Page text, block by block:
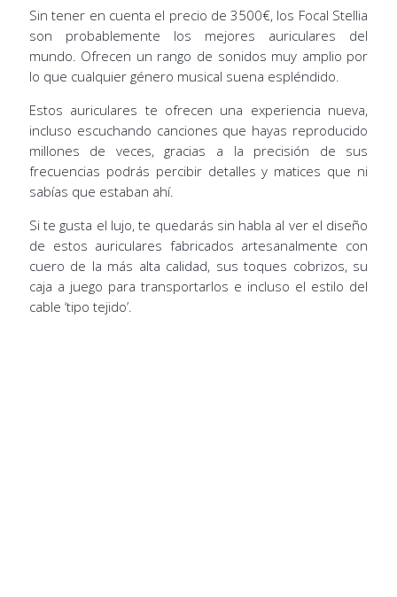
Sin tener en cuenta el precio de 3500€, los Focal Stellia
son probablemente los mejores auriculares del
mundo. Ofrecen un rango de sonidos muy amplio por
lo que cualquier género musical suena espléndido.
Estos auriculares te ofrecen una experiencia nueva,
incluso escuchando canciones que hayas reproducido
millones de veces, gracias a la precisión de sus
frecuencias podrás percibir detalles y matices que ni
sabías que estaban ahí.
Si te gusta el lujo, te quedarás sin habla al ver el diseño
de estos auriculares fabricados artesanalmente con
cuero de la más alta calidad, sus toques cobrizos, su
caja a juego para transportarlos e incluso el estilo del
cable ‘tipo tejido’.